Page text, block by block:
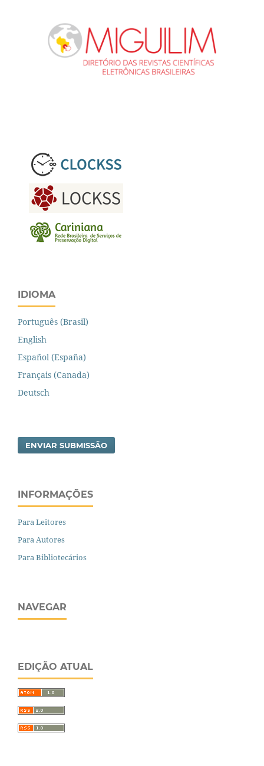
IDIOMA
Português (Brasil)
English
Español (España)
Français (Canada)
Deutsch
ENVIAR SUBMISSÃO
INFORMAÇÕES
Para Leitores
Para Autores
Para Bibliotecários
NAVEGAR
EDIÇÃO ATUAL